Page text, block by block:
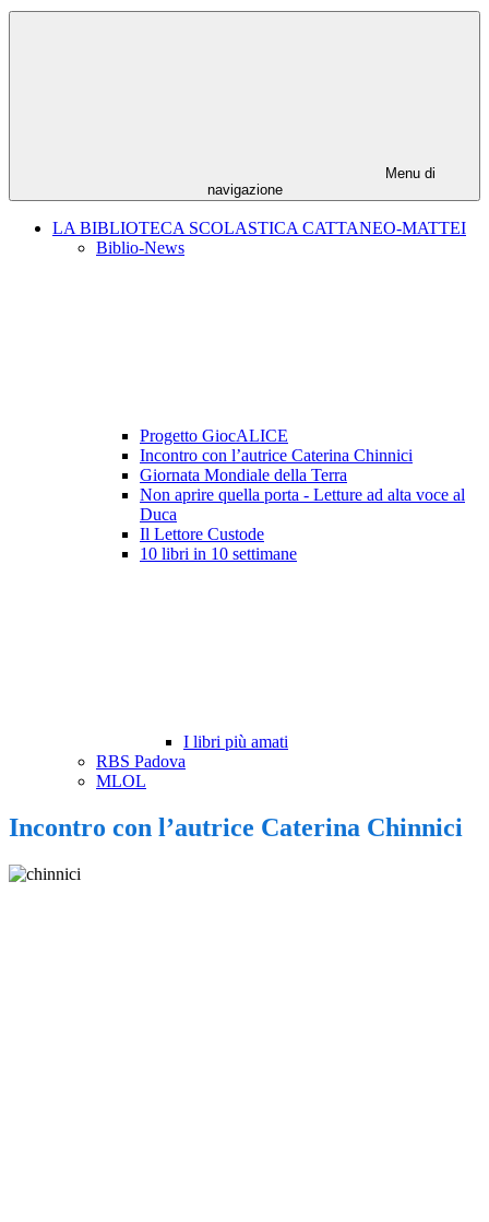
Menu di
navigazione
LA BIBLIOTECA SCOLASTICA CATTANEO-MATTEI
Biblio-News
Progetto GiocALICE
Incontro con l’autrice Caterina Chinnici
Giornata Mondiale della Terra
Non aprire quella porta - Letture ad alta voce al
Duca
Il Lettore Custode
10 libri in 10 settimane
I libri più amati
RBS Padova
MLOL
Incontro con l’autrice Caterina Chinnici